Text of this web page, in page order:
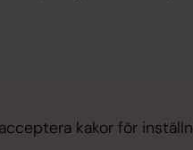
kakor för